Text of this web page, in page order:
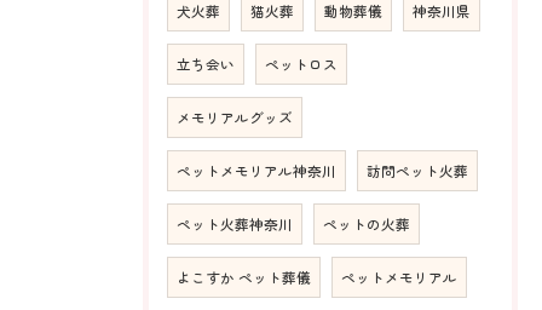
犬火葬 猫火葬 動物葬儀 神奈川県
立ち会い ペットロス
メモリアルグッズ
ペットメモリアル神奈川 訪問ペット火葬
ペット火葬神奈川 ペットの火葬
よこすか ペット葬儀 ペットメモリアル